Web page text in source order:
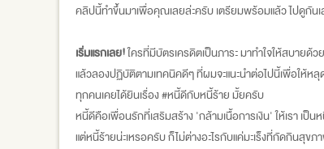
คลิปนี้ทำขึ้นมาเพื่อคุณเลยล่ะครับ เตรียมพร้อมแล้ว ไปดูกัน
เริ่มแรกเลย!ใครที่มีบัตรเครดิตเป็นภาระ มาทำใจให้สบาย
แล้วลองปฏิบัติตามเทคนิคดีๆ ที่ผมจะแนะนำต่อไปนี้เพื่อให้
ทุกคนเคยได้ยินเรื่อง #หนี้ดีกับหนี้ร้าย มั้ยครับ
หนี้ดีคือเพื่อนรักที่เสริมสร้าง 'กล้ามเนื้อการเงิน' ให้เรา เป็น
แต่หนี้ร้ายน่ะเหรอครับ ก็ไม่ต่างอะไรกับแค่มะเร็งที่กัดกินสุขภ